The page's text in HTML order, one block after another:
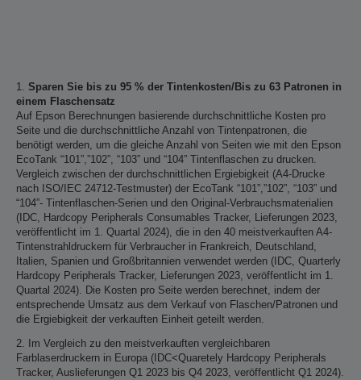
1. Sparen Sie bis zu 95 % der Tintenkosten/Bis zu 63 Patronen in
einem Flaschensatz
Auf Epson Berechnungen basierende durchschnittliche Kosten pro
Seite und die durchschnittliche Anzahl von Tintenpatronen, die
benötigt werden, um die gleiche Anzahl von Seiten wie mit den Epson
EcoTank “101”,”102”, “103” und “104” Tintenflaschen zu drucken.
Vergleich zwischen der durchschnittlichen Ergiebigkeit (A4-Drucke
nach ISO/IEC 24712-Testmuster) der EcoTank “101”,”102”, “103” und
“104”- Tintenflaschen-Serien und den Original-Verbrauchsmaterialien
(IDC, Hardcopy Peripherals Consumables Tracker, Lieferungen 2023,
veröffentlicht im 1. Quartal 2024), die in den 40 meistverkauften A4-
Tintenstrahldruckern für Verbraucher in Frankreich, Deutschland,
Italien, Spanien und Großbritannien verwendet werden (IDC, Quarterly
Hardcopy Peripherals Tracker, Lieferungen 2023, veröffentlicht im 1.
Quartal 2024). Die Kosten pro Seite werden berechnet, indem der
entsprechende Umsatz aus dem Verkauf von Flaschen/Patronen und
die Ergiebigkeit der verkauften Einheit geteilt werden.
2. Im Vergleich zu den meistverkauften vergleichbaren
Farblaserdruckern in Europa (IDC<Quaretely Hardcopy Peripherals
Tracker, Auslieferungen Q1 2023 bis Q4 2023, veröffentlicht Q1 2024).